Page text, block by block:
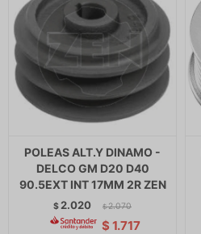
POLEAS ALT.Y DINAMO -
DELCO GM D20 D40
90.5EXT INT 17MM 2R ZEN
$ 2.020 $ 2.070
$ 1.717